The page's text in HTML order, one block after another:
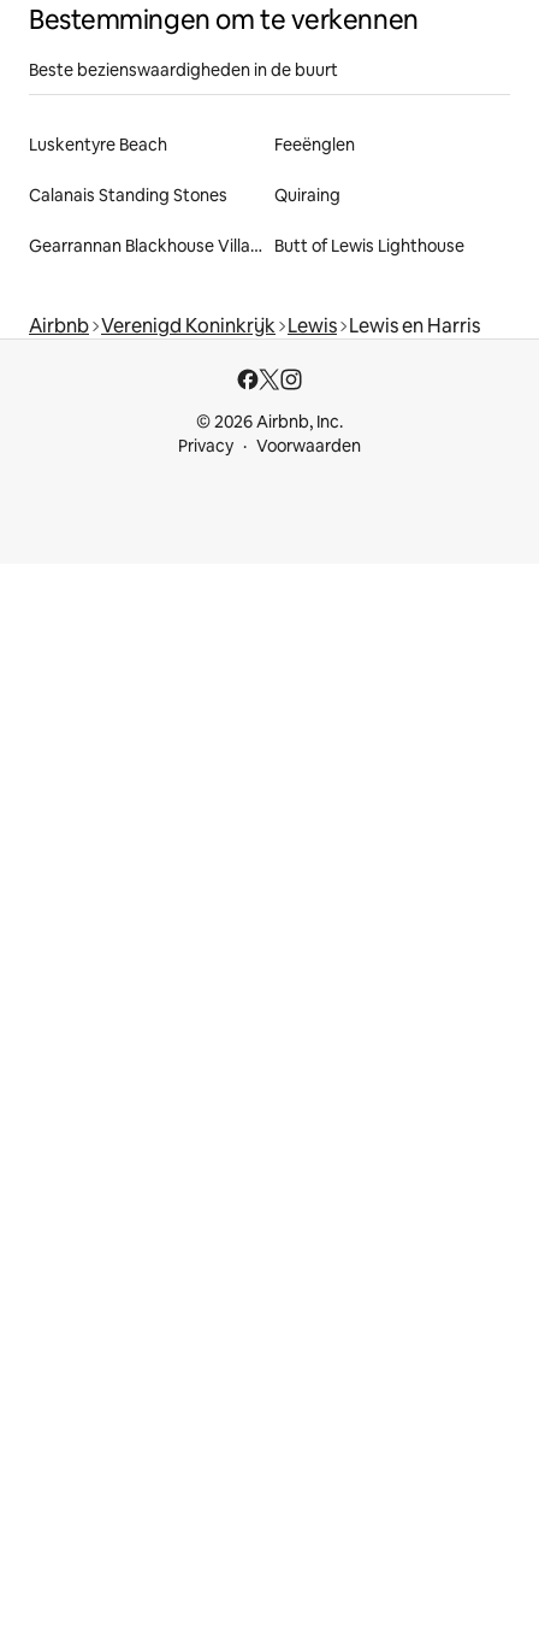
Bestemmingen om te verkennen
Beste bezienswaardigheden in de buurt
Luskentyre Beach Feeënglen
Calanais Standing Stones Quiraing
Gearrannan Blackhouse Village Butt of Lewis Lighthouse
Airbnb Verenigd Koninkrijk Lewis Lewis en Harris
© 2026 Airbnb, Inc.
Privacy
Voorwaarden